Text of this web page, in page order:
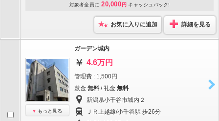
対象者全員に 20,000 円 キャッシュバック!
お気に入りに追加 詳細を見る
もっと見る
ガーデン城内
4.6万円
管理費 : 1,500円
敷金 無料 / 礼金 無料
新潟県小千谷市城内２
ＪＲ上越線/小千谷駅 歩26分